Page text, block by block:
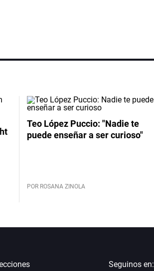
Teo López Puccio: "Nadie te
puede enseñar a ser curioso"
POR ROSANA ZINOLA
Seguinos en: